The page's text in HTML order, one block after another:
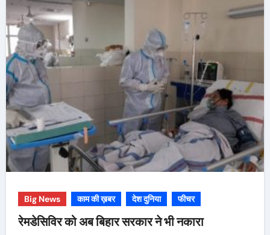
Big News काम की ख़बर देश दुनिया फीचर
रेमडेसिविर को अब बिहार सरकार ने भी नकारा